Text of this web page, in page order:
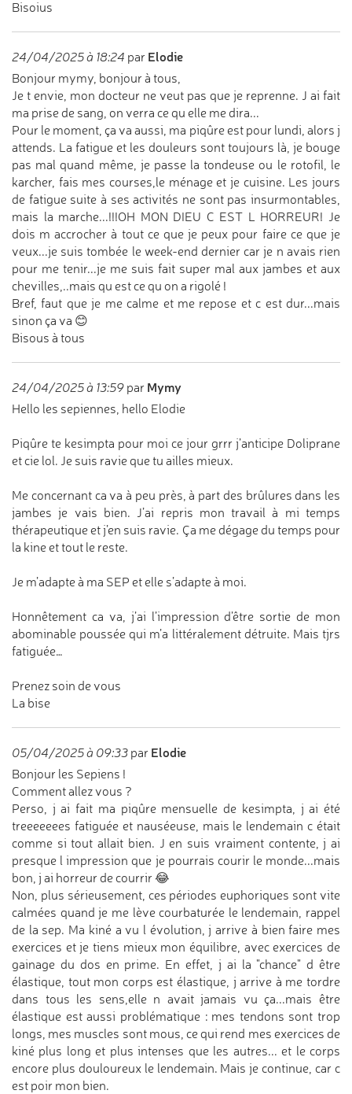
Bisoius
24/04/2025 à 18:24 par Elodie
Bonjour mymy, bonjour à tous,
Je t envie, mon docteur ne veut pas que je reprenne. J ai fait
ma prise de sang, on verra ce qu elle me dira...
Pour le moment, ça va aussi, ma piqûre est pour lundi, alors j
attends. La fatigue et les douleurs sont toujours là, je bouge
pas mal quand même, je passe la tondeuse ou le rotofil, le
karcher, fais mes courses,le ménage et je cuisine. Les jours
de fatigue suite à ses activités ne sont pas insurmontables,
mais la marche...!!!OH MON DIEU C EST L HORREUR! Je
dois m accrocher à tout ce que je peux pour faire ce que je
veux...je suis tombée le week-end dernier car je n avais rien
pour me tenir...je me suis fait super mal aux jambes et aux
chevilles,..mais qu est ce qu on a rigolé !
Bref, faut que je me calme et me repose et c est dur...mais
sinon ça va 😊
Bisous à tous
24/04/2025 à 13:59 par Mymy
Hello les sepiennes, hello Elodie
Piqûre te kesimpta pour moi ce jour grrr j’anticipe Doliprane
et cie lol. Je suis ravie que tu ailles mieux.
Me concernant ca va à peu près, à part des brûlures dans les
jambes je vais bien. J’ai repris mon travail à mi temps
thérapeutique et j’en suis ravie. Ça me dégage du temps pour
la kine et tout le reste.
Je m’adapte à ma SEP et elle s’adapte à moi.
Honnêtement ca va, j’ai l’impression d’être sortie de mon
abominable poussée qui m’a littéralement détruite. Mais tjrs
fatiguée…
Prenez soin de vous
La bise
05/04/2025 à 09:33 par Elodie
Bonjour les Sepiens !
Comment allez vous ?
Perso, j ai fait ma piqûre mensuelle de kesimpta, j ai été
treeeeeees fatiguée et nauséeuse, mais le lendemain c était
comme si tout allait bien. J en suis vraiment contente, j ai
presque l impression que je pourrais courir le monde...mais
bon, j ai horreur de courrir 😂
Non, plus sérieusement, ces périodes euphoriques sont vite
calmées quand je me lève courbaturée le lendemain, rappel
de la sep. Ma kiné a vu l évolution, j arrive à bien faire mes
exercices et je tiens mieux mon équilibre, avec exercices de
gainage du dos en prime. En effet, j ai la "chance" d être
élastique, tout mon corps est élastique, j arrive à me tordre
dans tous les sens,elle n avait jamais vu ça...mais être
élastique est aussi problématique : mes tendons sont trop
longs, mes muscles sont mous, ce qui rend mes exercices de
kiné plus long et plus intenses que les autres... et le corps
encore plus douloureux le lendemain. Mais je continue, car c
est poir mon bien.